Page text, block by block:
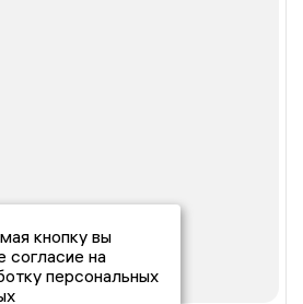
кнопку вы
согласие на
персональных